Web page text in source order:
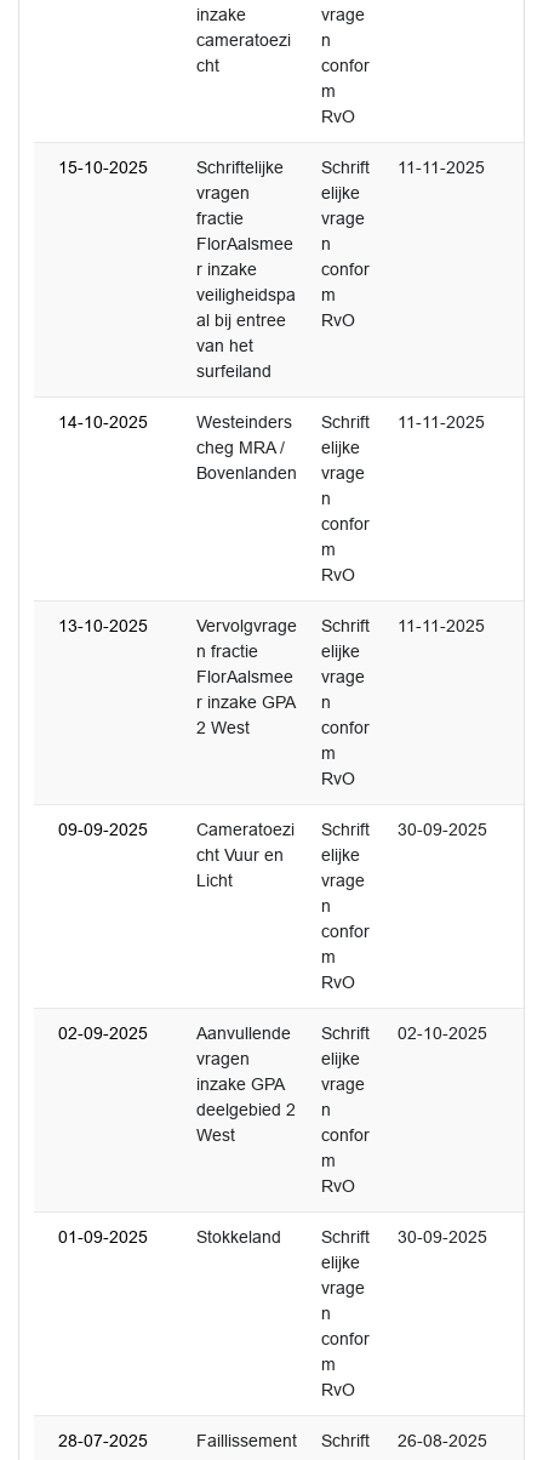
inzake
cameratoezi
cht
vrage
n
confor
m
RvO
15-10-2025
Schriftelijke
vragen
fractie
FlorAalsmee
r inzake
veiligheidspa
al bij entree
van het
surfeiland
Schrift
elijke
vrage
n
confor
m
RvO
11-11-2025
14-10-2025
Westeinders
cheg MRA /
Bovenlanden
Schrift
elijke
vrage
n
confor
m
RvO
11-11-2025
13-10-2025
Vervolgvrage
n fractie
FlorAalsmee
r inzake GPA
2 West
Schrift
elijke
vrage
n
confor
m
RvO
11-11-2025
09-09-2025
Cameratoezi
cht Vuur en
Licht
Schrift
elijke
vrage
n
confor
m
RvO
30-09-2025
02-09-2025
Aanvullende
vragen
inzake GPA
deelgebied 2
West
Schrift
elijke
vrage
n
confor
m
RvO
02-10-2025
01-09-2025 Stokkeland
Schrift
elijke
vrage
n
confor
m
RvO
30-09-2025
28-07-2025
Faillissement
Schrift
26-08-2025